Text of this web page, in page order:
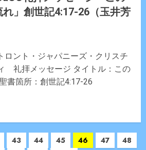
」創世記4:17-26（玉井芳
ント・ジャパニーズ・クリスチ
礼拝メッセージ タイトル：この
書箇所：創世記4:17-26
43 44 45 46 47
48